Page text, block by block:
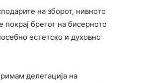
на зборот, нивното
покрај брегот на бисерното
естетско и духовно
делегација на